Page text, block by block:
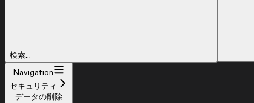
検索...
Navigation
セキュリティ
データの削除